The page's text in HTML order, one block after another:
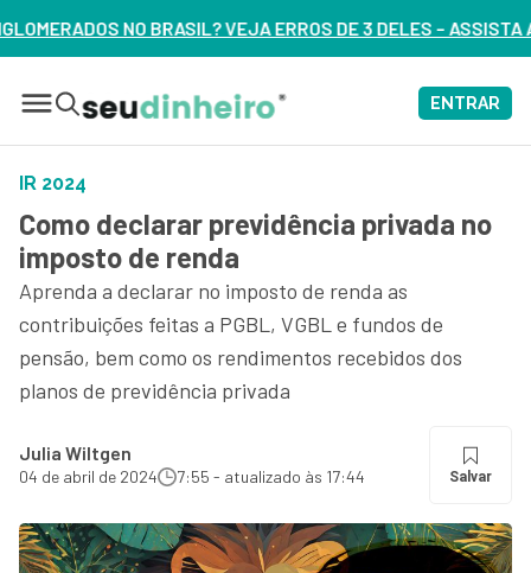
VEJA ERROS DE 3 DELES – ASSISTA AGORA
ENTRAR
IR 2024
Como declarar previdência privada no
imposto de renda
Aprenda a declarar no imposto de renda as
contribuições feitas a PGBL, VGBL e fundos de
pensão, bem como os rendimentos recebidos dos
planos de previdência privada
Julia Wiltgen
04 de abril de 2024 7:55 - atualizado às 17:44 Salvar